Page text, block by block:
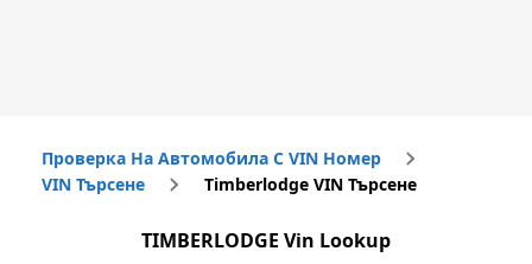
Проверка На Автомобила С VIN Номер
VIN Търсене
Timberlodge VIN Търсене
TIMBERLODGE Vin Lookup